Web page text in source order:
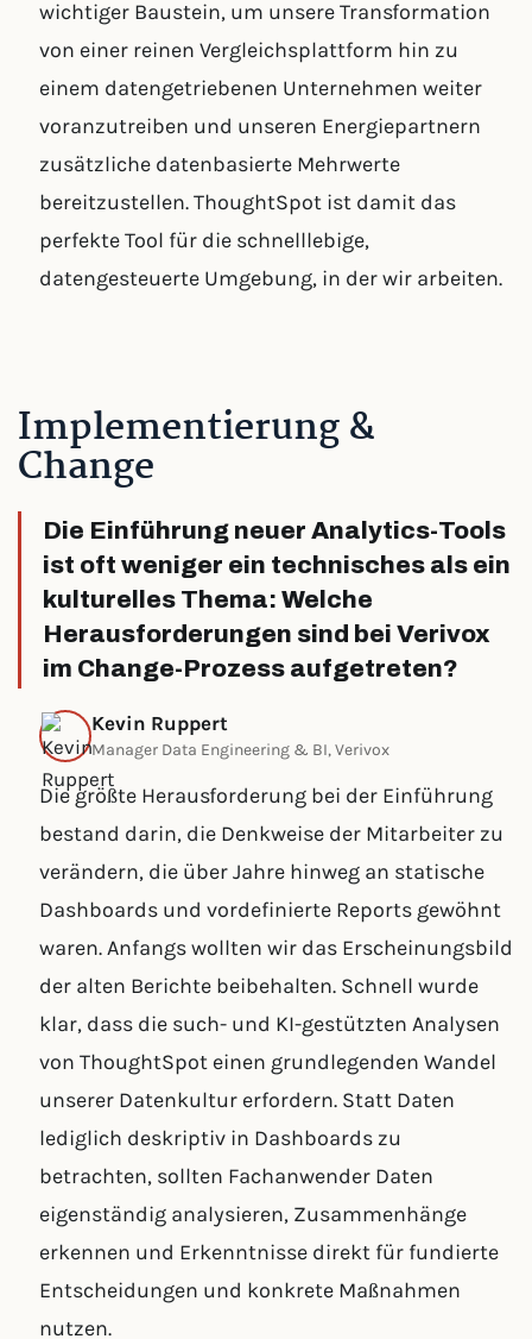
wichtiger Baustein, um unsere Transformation
von einer reinen Vergleichsplattform hin zu
einem datengetriebenen Unternehmen weiter
voranzutreiben und unseren Energiepartnern
zusätzliche datenbasierte Mehrwerte
bereitzustellen. ThoughtSpot ist damit das
perfekte Tool für die schnelllebige,
datengesteuerte Umgebung, in der wir arbeiten.
Implementierung &
Change
Die Einführung neuer Analytics-Tools
ist oft weniger ein technisches als ein
kulturelles Thema: Welche
Herausforderungen sind bei Verivox
im Change-Prozess aufgetreten?
Kevin Ruppert
Manager Data Engineering & BI, Verivox
Die größte Herausforderung bei der Einführung
bestand darin, die Denkweise der Mitarbeiter zu
verändern, die über Jahre hinweg an statische
Dashboards und vordefinierte Reports gewöhnt
waren. Anfangs wollten wir das Erscheinungsbild
der alten Berichte beibehalten. Schnell wurde
klar, dass die such- und KI-gestützten Analysen
von ThoughtSpot einen grundlegenden Wandel
unserer Datenkultur erfordern. Statt Daten
lediglich deskriptiv in Dashboards zu
betrachten, sollten Fachanwender Daten
eigenständig analysieren, Zusammenhänge
erkennen und Erkenntnisse direkt für fundierte
Entscheidungen und konkrete Maßnahmen
nutzen.